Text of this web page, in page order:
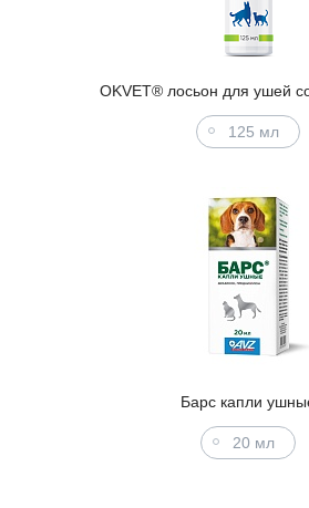
OKVET® лосьон для ушей
125 мл
Барс капли
20 мл